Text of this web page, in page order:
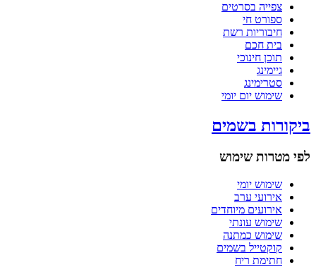
צפייה בסרטים
ספורט חי
חיבוריות רשת
בית חכם
תוכן חינוכי
גיימינג
סטרימינג
שימוש יום יומי
ביקורות בשמים
לפי מטרות שימוש
שימוש יומי
אירועי ערב
אירועים מיוחדים
שימוש עונתי
שימוש כמתנה
קוקטייל בשמים
חתימת ריח